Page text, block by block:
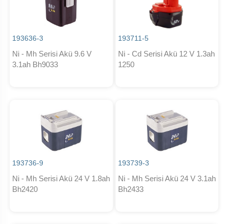
193636-3
Ni - Mh Serisi Akü 9.6 V
3.1ah Bh9033
193711-5
Ni - Cd Serisi Akü 12 V 1.3ah
1250
193736-9
Ni - Mh Serisi Akü 24 V 1.8ah
Bh2420
193739-3
Ni - Mh Serisi Akü 24 V 3.1ah
Bh2433